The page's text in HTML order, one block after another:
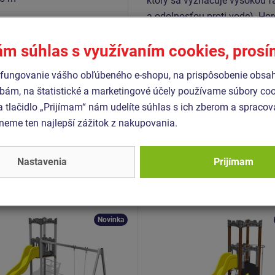
EN 1176-11
a odolnosťou proti vode).
zaručuje dlhú životnosť,
Všetok spojovací materiál je
Podobnýtovar
UNH-1019K-15
Novinka
Produkt - UNH-1038K-15
súhlas s využívaním cookies,
vášho obľúbeného e-shopu, na prispôsobenie
na štatistické a marketingové účely používame súbory
tlačidlo „Prijímam“ nám udelíte súhlas s ich zberom a
ten najlepší zážitok z nakupovania.
Nastavenia Prijímam